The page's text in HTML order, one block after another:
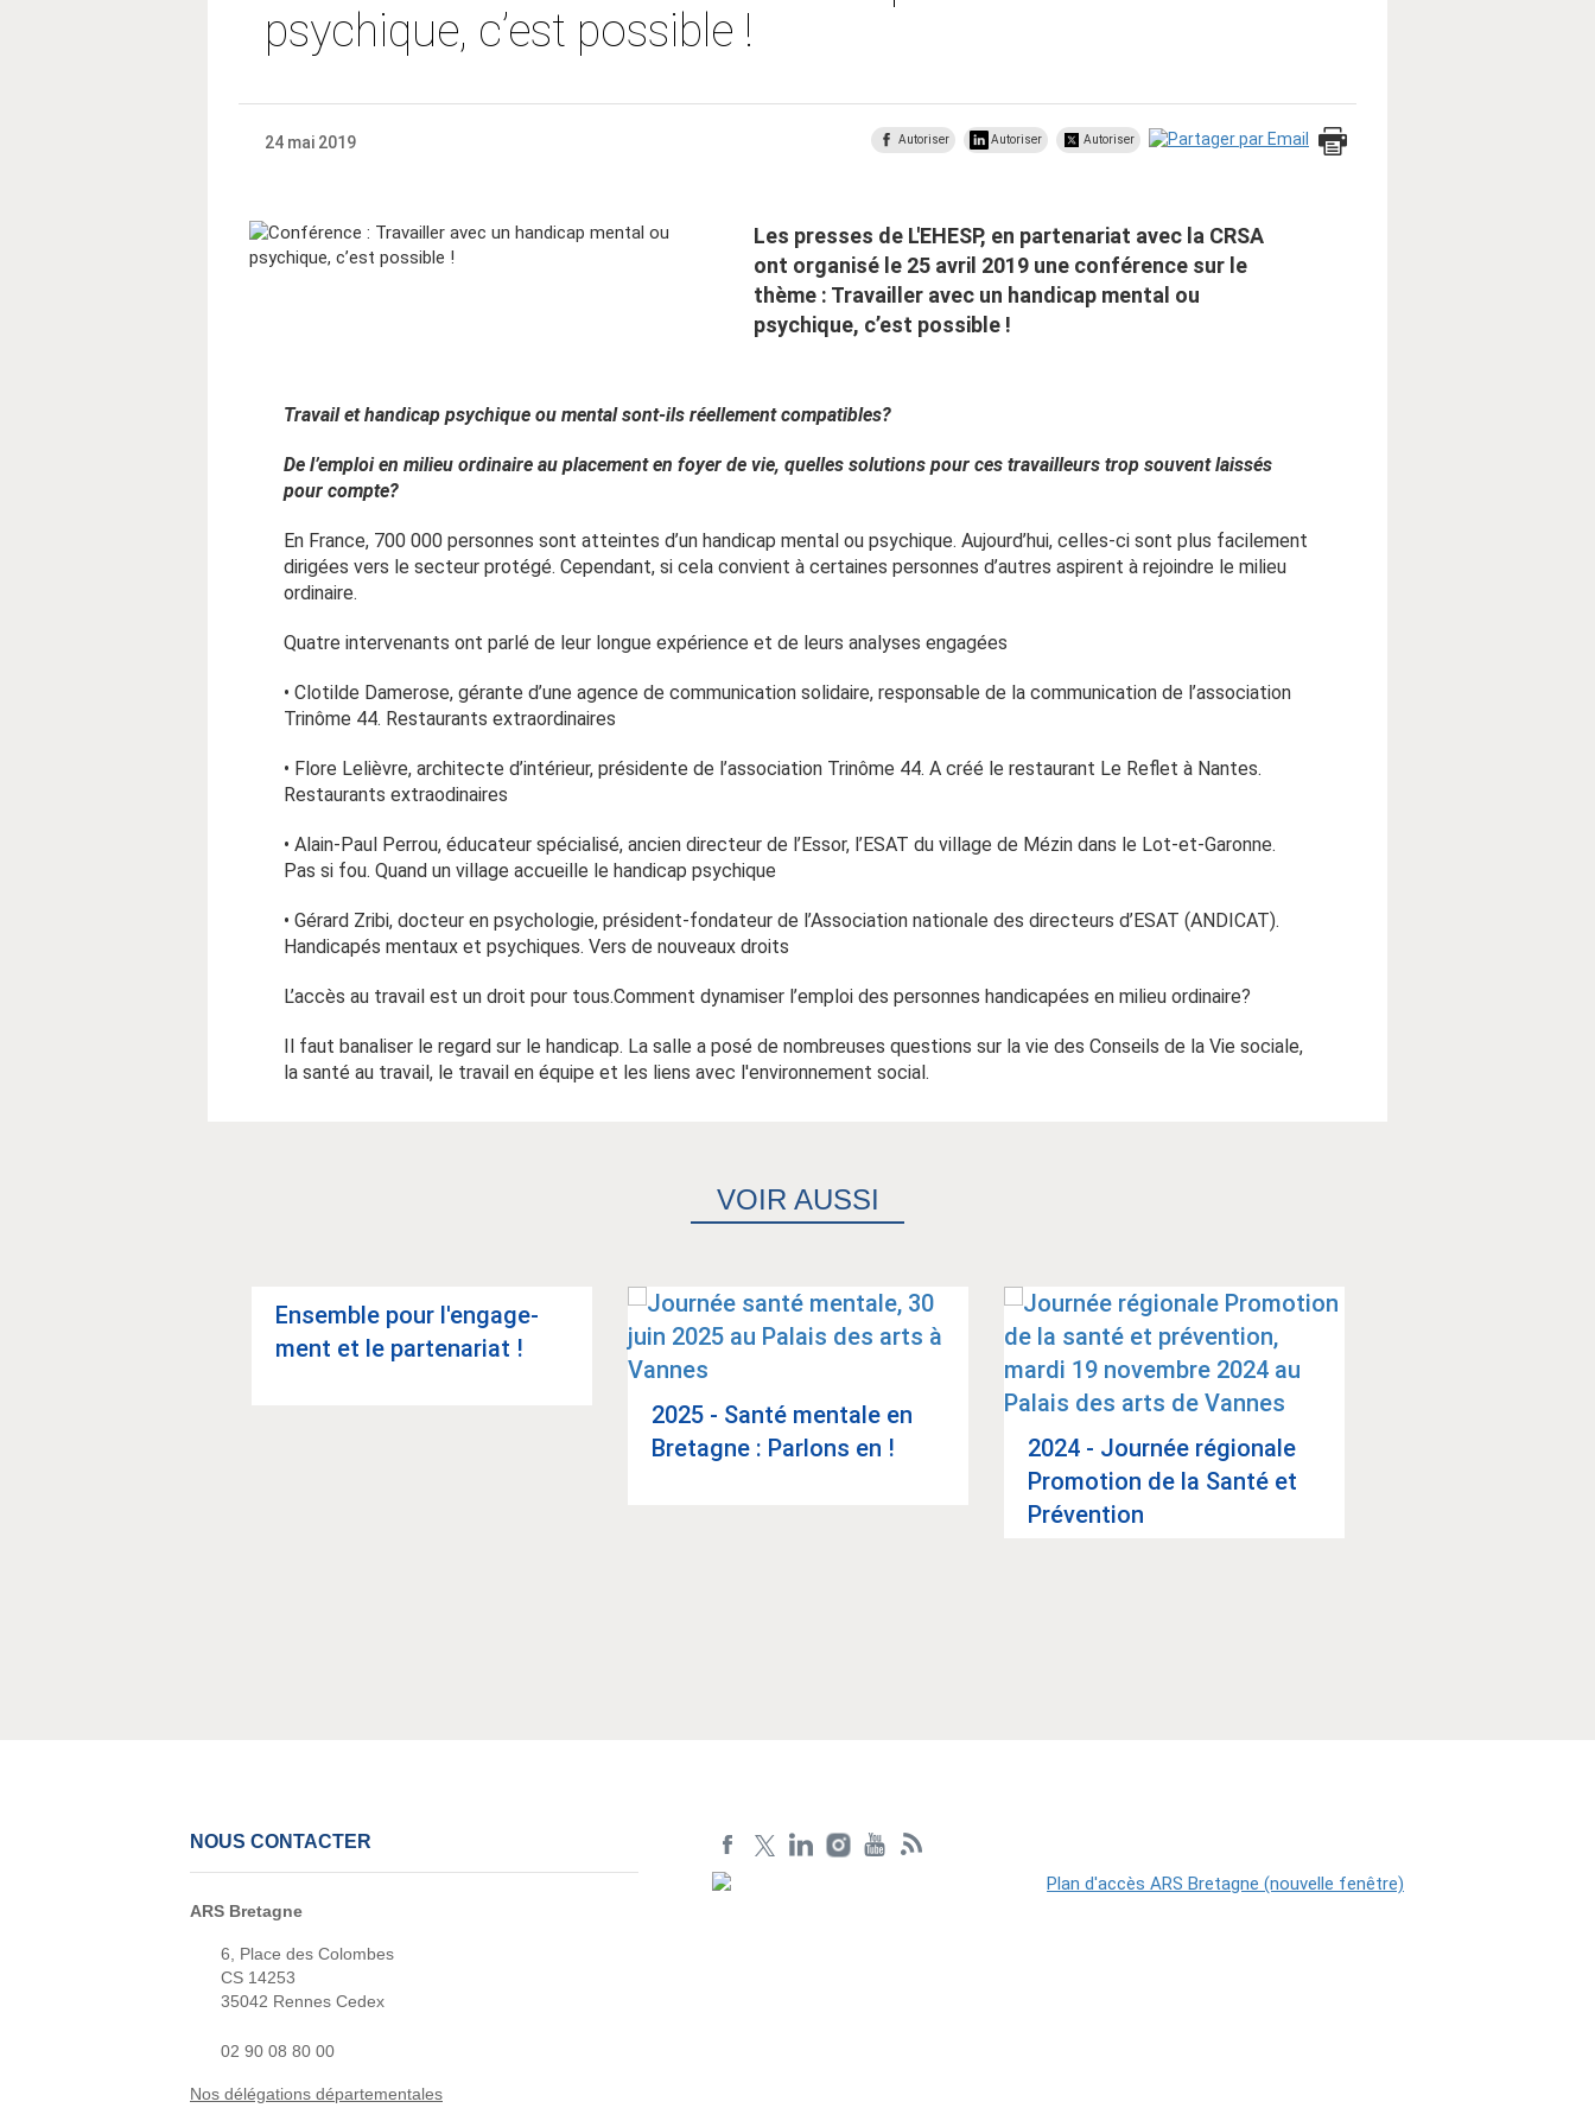
psychique, c’est possible !
24 mai 2019 Autoriser Autoriser Autoriser
Les presses de L'EHESP, en partenariat avec la CRSA
ont organisé le 25 avril 2019 une conférence sur le
thème : Travailler avec un handicap mental ou
psychique, c’est possible !
Travail et handicap psychique ou mental sont-ils réellement compatibles?
De l’emploi en milieu ordinaire au placement en foyer de vie, quelles solutions pour ces travailleurs trop souvent laissés
pour compte?
En France, 700 000 personnes sont atteintes d’un handicap mental ou psychique. Aujourd’hui, celles-ci sont plus facilement
dirigées vers le secteur protégé. Cependant, si cela convient à certaines personnes d’autres aspirent à rejoindre le milieu
ordinaire.
Quatre intervenants ont parlé de leur longue expérience et de leurs analyses engagées
• Clotilde Damerose, gérante d’une agence de communication solidaire, responsable de la communication de l’association
Trinôme 44. Restaurants extraordinaires
• Flore Lelièvre, architecte d’intérieur, présidente de l’association Trinôme 44. A créé le restaurant Le Reflet à Nantes.
Restaurants extraodinaires
• Alain-Paul Perrou, éducateur spécialisé, ancien directeur de l’Essor, l’ESAT du village de Mézin dans le Lot-et-Garonne.
Pas si fou. Quand un village accueille le handicap psychique
• Gérard Zribi, docteur en psychologie, président-fondateur de l’Association nationale des directeurs d’ESAT (ANDICAT).
Handicapés mentaux et psychiques. Vers de nouveaux droits
L’accès au travail est un droit pour tous.Comment dynamiser l’emploi des personnes handicapées en milieu ordinaire?
Il faut banaliser le regard sur le handicap. La salle a posé de nombreuses questions sur la vie des Conseils de la Vie sociale,
la santé au travail, le travail en équipe et les liens avec l'environnement social.
VOIR AUSSI
Ensemble pour l'en­ga­ge­
ment et le par­te­na­riat !
2025 - Santé men­tale en
Bre­tagne : Par­lons en !
2024 - Jour­née régio­nale
Pro­mo­tion de la Santé et
Pré­ven­tion
NOUS CONTACTER
ARS Bretagne
6, Place des Colombes
CS 14253
35042 Rennes Cedex
02 90 08 80 00
Nos délégations départementales